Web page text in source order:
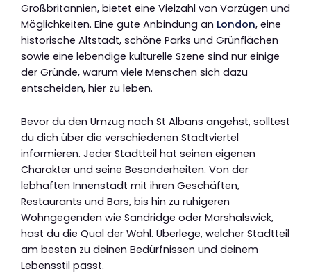
Großbritannien, bietet eine Vielzahl von Vorzügen und
Möglichkeiten. Eine gute Anbindung an London, eine
historische Altstadt, schöne Parks und Grünflächen
sowie eine lebendige kulturelle Szene sind nur einige
der Gründe, warum viele Menschen sich dazu
entscheiden, hier zu leben.
Bevor du den Umzug nach St Albans angehst, solltest
du dich über die verschiedenen Stadtviertel
informieren. Jeder Stadtteil hat seinen eigenen
Charakter und seine Besonderheiten. Von der
lebhaften Innenstadt mit ihren Geschäften,
Restaurants und Bars, bis hin zu ruhigeren
Wohngegenden wie Sandridge oder Marshalswick,
hast du die Qual der Wahl. Überlege, welcher Stadtteil
am besten zu deinen Bedürfnissen und deinem
Lebensstil passt.